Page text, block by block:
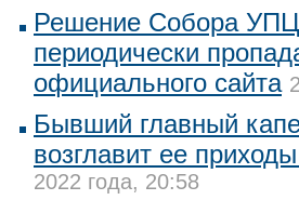
Решение Собора УПЦ
периодически
официального сайта
Бывший главный
возглавит ее
2022 года, 20:58